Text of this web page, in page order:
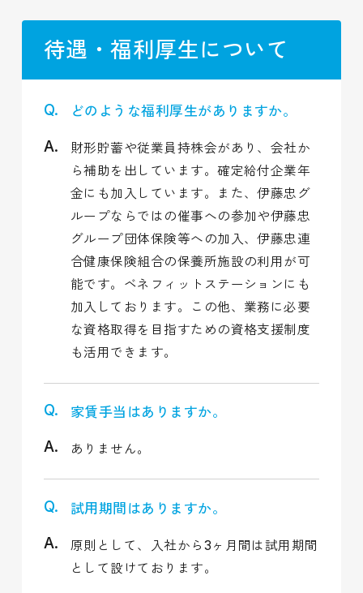
待遇・福利厚生について
どのような福利厚生がありますか。
財形貯蓄や従業員持株会があり、会社か
ら補助を出しています。確定給付企業年
金にも加入しています。また、伊藤忠グ
ループならではの催事への参加や伊藤忠
グループ団体保険等への加入、伊藤忠連
合健康保険組合の保養所施設の利用が可
能です。ベネフィットステーションにも
加入しております。この他、業務に必要
な資格取得を目指すための資格支援制度
も活用できます。
家賃手当はありますか。
ありません。
試用期間はありますか。
原則として、入社から3ヶ月間は試用期間
として設けております。